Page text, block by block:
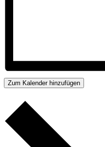
Zum Kalender hinzufügen